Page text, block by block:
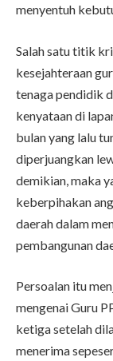
menyentuh
Salah satu titik
kesejahteraan
tenaga pendidik
kenyataan di
bulan yang lalu
diperjuangkan
demikian, maka
keberpihakan
daerah dalam
pembangunan
Persoalan itu
mengenai Guru
ketiga setelah
menerima